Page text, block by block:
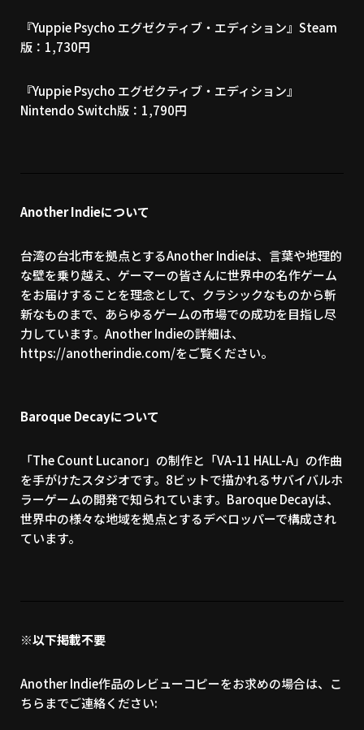
『Yuppie Psycho エグゼクティブ・エディション』 Steam
版 ：1,730円
『Yuppie Psycho エグゼクティブ・エディション』
Nintendo Switch版 ：1,790円
Another Indieについて
台湾の台北市を拠点とするAnother Indieは、言葉や地理的
な壁を乗り越え、ゲーマーの皆さんに世界中の名作ゲーム
をお届けすることを理念として、クラシックなものから斬
新なものまで、あらゆるゲームの市場での成功を目指し尽
力しています。Another Indieの詳細は、
https://anotherindie.com/をご覧ください。
Baroque Decayについて
「The Count Lucanor」の制作と「VA-11 HALL-A」の作曲
を手がけたスタジオです。8ビットで描かれるサバイバルホ
ラーゲームの開発で知られています。Baroque Decayは、
世界中の様々な地域を拠点とするデベロッパーで構成され
ています。
※以下掲載不要
Another Indie作品のレビューコピーをお求めの場合は、こ
ちらまでご連絡ください: